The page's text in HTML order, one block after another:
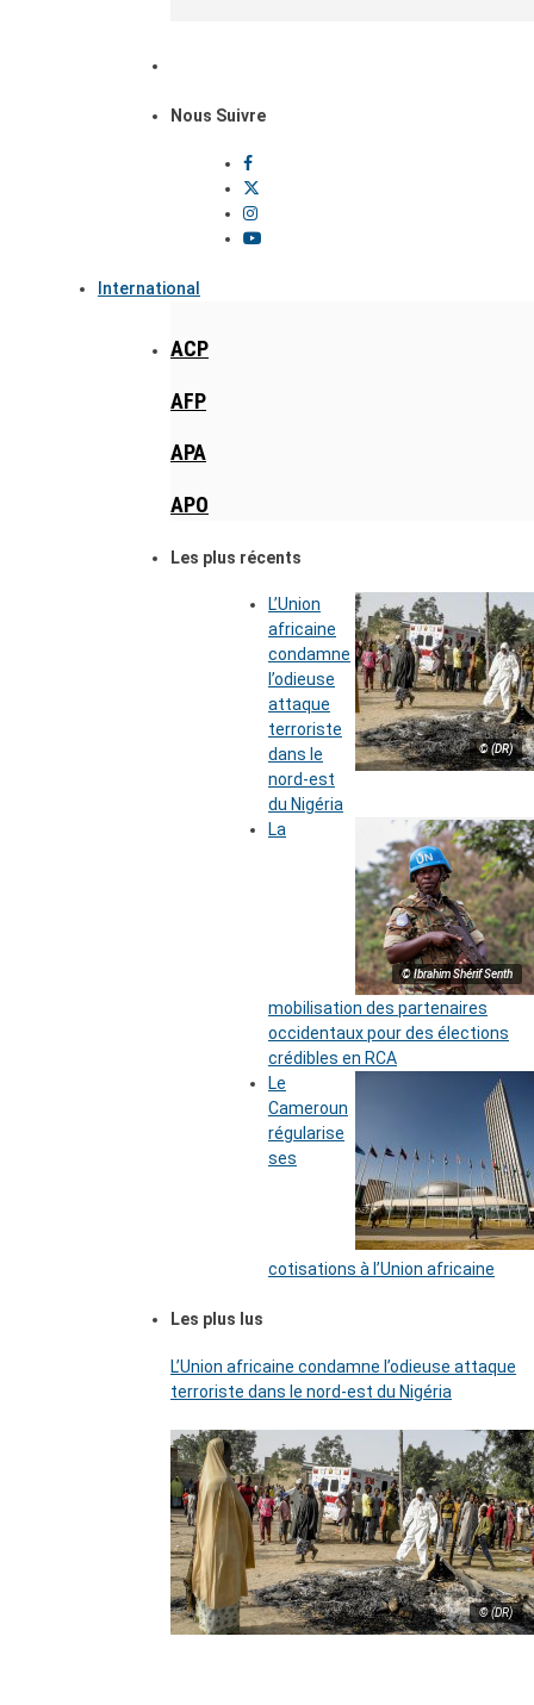
Nous Suivre
International
ACP
AFP
APA
APO
Les plus récents
© (DR)
L’Union
africaine
condamne
l’odieuse
attaque
terroriste
dans le
nord-est
du Nigéria
© Ibrahim Shérif Senth
La
mobilisation des partenaires
occidentaux pour des élections
crédibles en RCA
Le
Cameroun
régularise
ses
cotisations à l’Union africaine
Les plus lus
L’Union africaine condamne l’odieuse attaque
terroriste dans le nord-est du Nigéria
© (DR)